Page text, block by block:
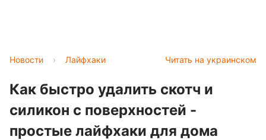
Читать на украинском
Новости › Лайфхаки
Как быстро удалить скотч и
силикон с поверхностей -
простые лайфхаки для дома